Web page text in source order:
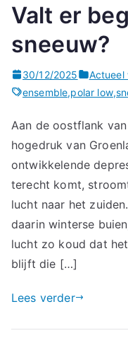
Valt er
sneeuw?
30/12/2025
Actueel
ensemble,polar low,
Aan de oostflank
hogedruk van
ontwikkelende
terecht komt,
lucht naar het
daarin winterse
lucht zo koud dat
blijft die […]
Lees verder